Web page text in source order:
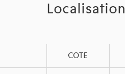
Localisation
COTE